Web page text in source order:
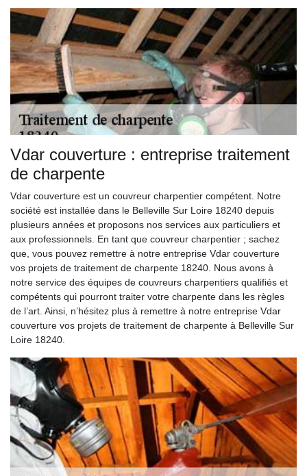
Vdar couverture : entreprise traitement
de charpente
Vdar couverture est un couvreur charpentier compétent. Notre
société est installée dans le Belleville Sur Loire 18240 depuis
plusieurs années et proposons nos services aux particuliers et
aux professionnels. En tant que couvreur charpentier ; sachez
que, vous pouvez remettre à notre entreprise Vdar couverture
vos projets de traitement de charpente 18240. Nous avons à
notre service des équipes de couvreurs charpentiers qualifiés et
compétents qui pourront traiter votre charpente dans les règles
de l’art. Ainsi, n’hésitez plus à remettre à notre entreprise Vdar
couverture vos projets de traitement de charpente à Belleville Sur
Loire 18240.